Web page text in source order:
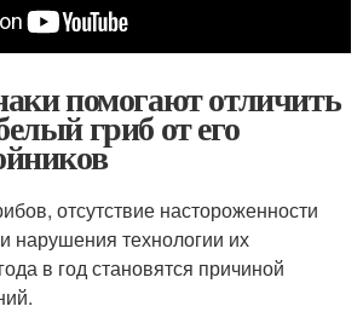
помогают отличить
гриб от его
отсутствие настороженности
нарушения технологии их
в год становятся причиной